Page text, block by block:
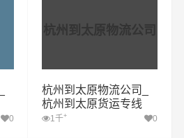
0
杭州到太原物流公司
杭州到太原物流公司_
杭州到太原货运专线
1千+ 0